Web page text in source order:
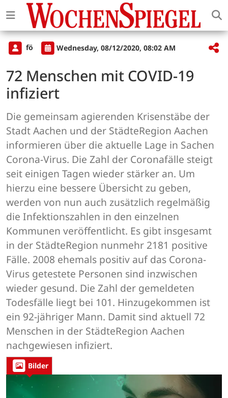
fö Wednesday, 08/12/2020, 08:02 AM
72 Menschen mit COVID-19
infiziert
Die gemeinsam agierenden Krisenstäbe der
Stadt Aachen und der StädteRegion Aachen
informieren über die aktuelle Lage in Sachen
Corona-Virus. Die Zahl der Coronafälle steigt
seit einigen Tagen wieder stärker an. Um
hierzu eine bessere Übersicht zu geben,
werden von nun auch zusätzlich regelmäßig
die Infektionszahlen in den einzelnen
Kommunen veröffentlicht. Es gibt insgesamt
in der StädteRegion nunmehr 2181 positive
Fälle. 2008 ehemals positiv auf das Corona-
Virus getestete Personen sind inzwischen
wieder gesund. Die Zahl der gemeldeten
Todesfälle liegt bei 101. Hinzugekommen ist
ein 92-jähriger Mann. Damit sind aktuell 72
Menschen in der StädteRegion Aachen
nachgewiesen infiziert.
Bilder